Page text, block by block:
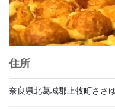
住所
奈良県北葛城郡上牧町ささ